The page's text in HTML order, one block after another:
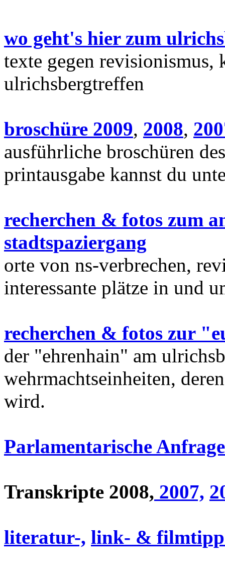
wo geht's hier zum
texte gegen revisionismus,
ulrichsbergtreffen
broschüre 2009, 2008,
ausführliche broschüren
printausgabe kannst du
recherchen & fotos zum
stadtspaziergang
orte von ns-verbrechen,
interessante plätze in und
recherchen & fotos zur
der "ehrenhain" am
wehrmachtseinheiten,
wird.
Parlamentarische
Transkripte 2008, 2007,
literatur-, link- &